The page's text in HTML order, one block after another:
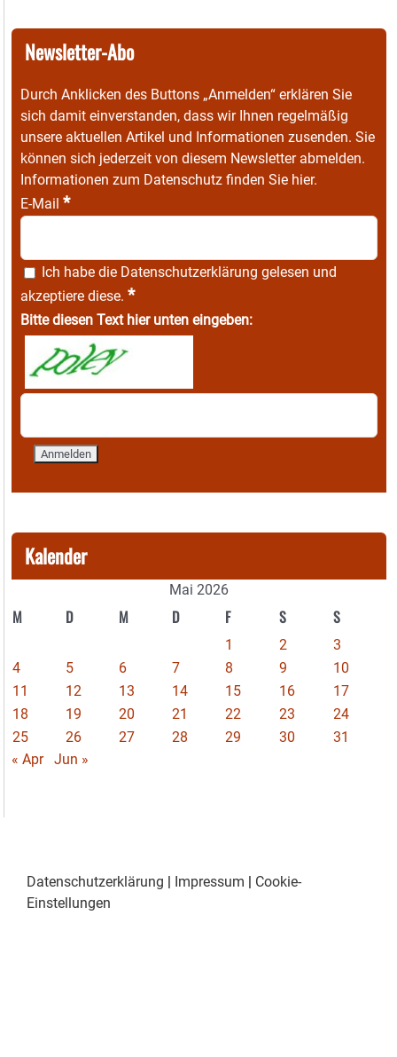
Newsletter-Abo
Durch Anklicken des Buttons „Anmelden“ erklären Sie
sich damit einverstanden, dass wir Ihnen regelmäßig
unsere aktuellen Artikel und Informationen zusenden. Sie
können sich jederzeit von diesem Newsletter abmelden.
Informationen zum Datenschutz finden Sie hier.
E-Mail *
Ich habe die Datenschutzerklärung gelesen und
akzeptiere diese. *
Bitte diesen Text hier unten eingeben:
Kalender
Mai 2026
M D M D F S S
1 2
3
4
5 6 7 8 9
10
11
12 13 14 15 16
17
18
19 20 21 22 23
24
25
26 27 28 29 30
31
« Apr
Jun »
Datenschutzerklärung | Impressum | Cookie-
Einstellungen